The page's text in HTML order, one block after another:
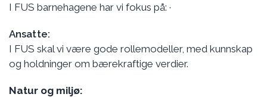
I FUS barnehagene har vi fokus på: ·
Ansatte:
I FUS skal vi være gode rollemodeller, med kunnskap
og holdninger om bærekraftige verdier.
Natur og miljø: